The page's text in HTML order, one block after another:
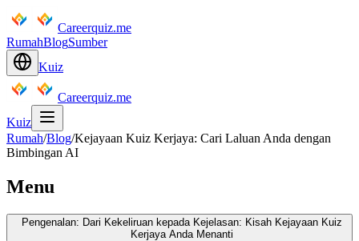
Careerquiz.me
RumahBlogSumber
Kuiz
Careerquiz.me
Kuiz
Rumah/Blog/Kejayaan Kuiz Kerjaya: Cari Laluan Anda dengan
Bimbingan AI
Menu
Pengenalan: Dari Kekeliruan kepada Kejelasan: Kisah Kejayaan Kuiz
Kerjaya Anda Menanti